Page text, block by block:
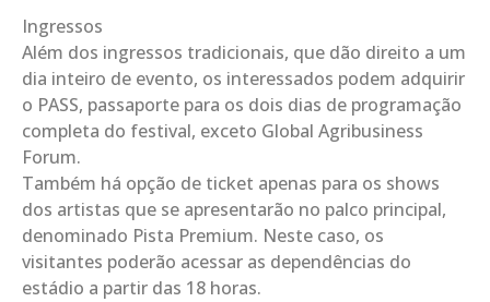
Ingressos
Além dos ingressos tradicionais, que dão direito a um
dia inteiro de evento, os interessados podem adquirir
o PASS, passaporte para os dois dias de programação
completa do festival, exceto Global Agribusiness
Forum.
Também há opção de ticket apenas para os shows
dos artistas que se apresentarão no palco principal,
denominado Pista Premium. Neste caso, os
visitantes poderão acessar as dependências do
estádio a partir das 18 horas.